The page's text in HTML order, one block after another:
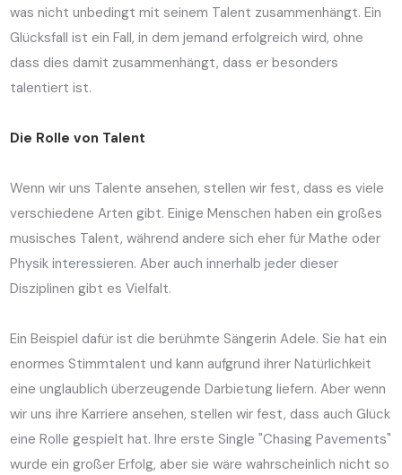
was nicht unbedingt mit seinem Talent zusammenhängt. Ein
Glücksfall ist ein Fall, in dem jemand erfolgreich wird, ohne
dass dies damit zusammenhängt, dass er besonders
talentiert ist.
Die Rolle von Talent
Wenn wir uns Talente ansehen, stellen wir fest, dass es viele
verschiedene Arten gibt. Einige Menschen haben ein großes
musisches Talent, während andere sich eher für Mathe oder
Physik interessieren. Aber auch innerhalb jeder dieser
Disziplinen gibt es Vielfalt.
Ein Beispiel dafür ist die berühmte Sängerin Adele. Sie hat ein
enormes Stimmtalent und kann aufgrund ihrer Natürlichkeit
eine unglaublich überzeugende Darbietung liefern. Aber wenn
wir uns ihre Karriere ansehen, stellen wir fest, dass auch Glück
eine Rolle gespielt hat. Ihre erste Single "Chasing Pavements"
wurde ein großer Erfolg, aber sie wäre wahrscheinlich nicht so